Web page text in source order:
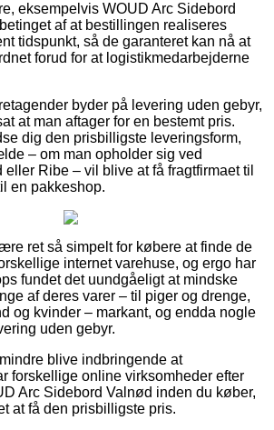
eksempelvis WOUD Arc Sidebord
af at bestillingen realiseres
tidspunkt, så de garanteret kan nå at
forud for at logistikmedarbejderne
byder på levering uden gebyr,
at man aftager for en bestemt pris.
dig den prisbilligste leveringsform,
– om man opholder sig ved
Ribe – vil blive at få fragtfirmaet til
en pakkeshop.
ret så simpelt for købere at finde de
internet varehuse, og ergo har
fundet det uundgåeligt at mindske
af deres varer – til piger og drenge,
og kvinder – markant, og endda nogle
uden gebyr.
blive indbringende at
forskellige online virksomheder efter
Arc Sidebord Valnød inden du køber,
at få den prisbilligste pris.